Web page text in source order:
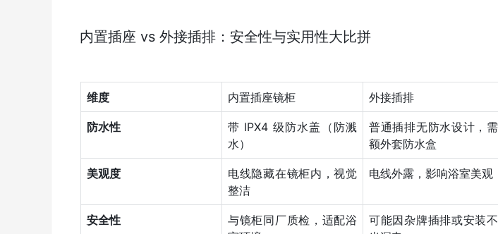
内置插座 vs 外接插排：安全性与实用性大比拼
维度 内置插座镜柜 外接插排
防水性
带 IPX4 级防水盖（防溅
水）
普通插排无防水设计，需
额外套防水盒
美观度
电线隐藏在镜柜内，视觉
整洁
电线外露，影响浴室美观
安全性
与镜柜同厂质检，适配浴
可能因杂牌插排或安装不